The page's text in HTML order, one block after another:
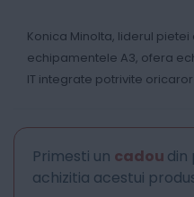
Konica Minolta, liderul
echipamentele A3, ofera
IT integrate potrivite
Primesti un cadou din
achizitia acestui